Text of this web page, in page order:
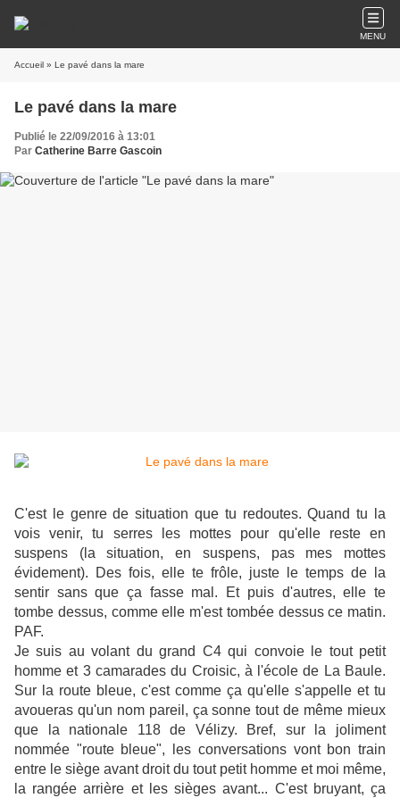
MENU
Accueil » Le pavé dans la mare
Le pavé dans la mare
Publié le 22/09/2016 à 13:01
Par Catherine Barre Gascoin
C'est le genre de situation que tu redoutes. Quand tu la
vois venir, tu serres les mottes pour qu'elle reste en
suspens (la situation, en suspens, pas mes mottes
évidement). Des fois, elle te frôle, juste le temps de la
sentir sans que ça fasse mal. Et puis d'autres, elle te
tombe dessus, comme elle m'est tombée dessus ce matin.
PAF.
Je suis au volant du grand C4 qui convoie le tout petit
homme et 3 camarades du Croisic, à l'école de La Baule.
Sur la route bleue, c'est comme ça qu'elle s'appelle et tu
avoueras qu'un nom pareil, ça sonne tout de même mieux
que la nationale 118 de Vélizy. Bref, sur la joliment
nommée "route bleue", les conversations vont bon train
entre le siège avant droit du tout petit homme et moi même,
la rangée arrière et les sièges avant... C'est bruyant, ça